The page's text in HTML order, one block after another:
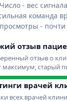
- вес
команда
- почти
отзыв
отзыв о
максимум, старый
врачей
всех врачей